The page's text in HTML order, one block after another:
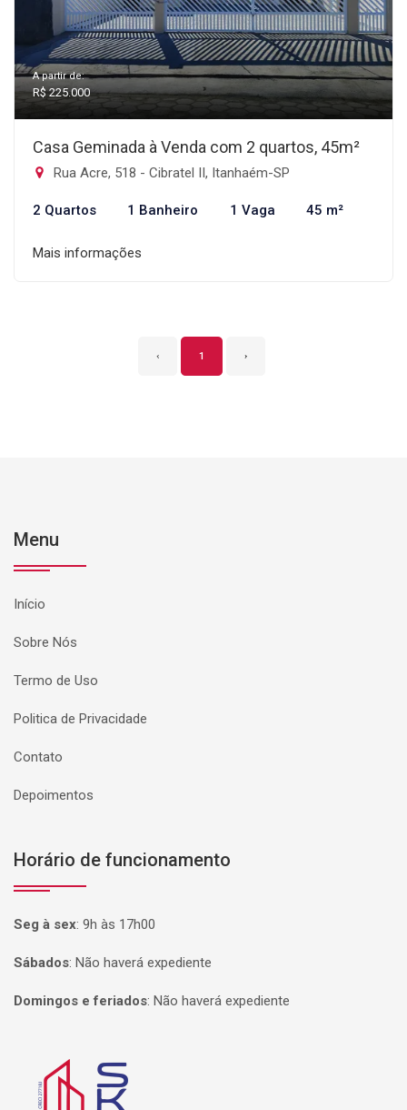
A partir de:
R$ 225.000
Casa Geminada à Venda com 2 quartos, 45m²
Rua Acre, 518 - Cibratel II, Itanhaém-SP
2 Quartos 1 Banheiro 1 Vaga 45 m²
Mais informações
‹ 1 ›
Menu
Início
Sobre Nós
Termo de Uso
Politica de Privacidade
Contato
Depoimentos
Horário de funcionamento
Seg à sex: 9h às 17h00
Sábados: Não haverá expediente
Domingos e feriados: Não haverá expediente
Página inicial